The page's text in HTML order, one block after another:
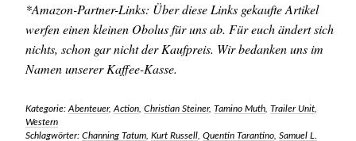
*Amazon-Partner-Links: Über diese Links gekaufte Artikel
werfen einen kleinen Obolus für uns ab. Für euch ändert sich
nichts, schon gar nicht der Kaufpreis. Wir bedanken uns im
Namen unserer Kaffee-Kasse.
Kategorie: Abenteuer, Action, Christian Steiner, Tamino Muth, Trailer Unit,
Western
Schlagwörter: Channing Tatum, Kurt Russell, Quentin Tarantino, Samuel L.